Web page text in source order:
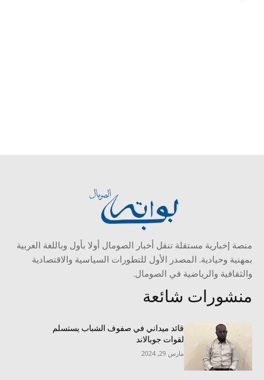
منصة إخبارية مستقلة تنقل أخبار الصومال أولا بأول وباللغة العربية
بمهنية وحيادية. المصدر الأول للتطورات السياسية والاقتصادية
والثقافية والرياضية في الصومال.
منشورات شائعة
قائد ميداني في صفوف الشباب يستسلم
لقوات جوبالاند
مارس 29, 2024